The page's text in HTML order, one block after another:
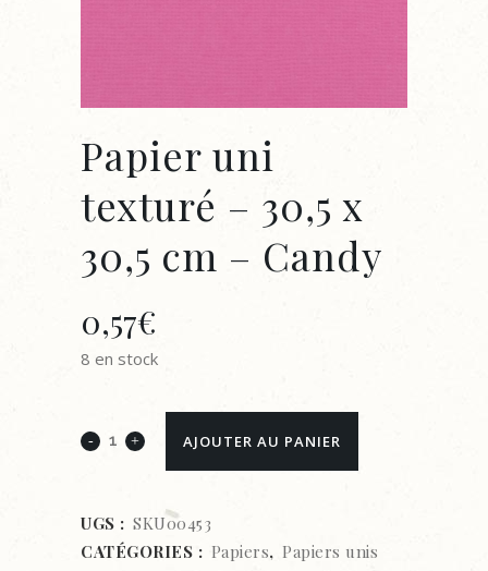
Papier uni
texturé – 30,5 x
30,5 cm – Candy
0,57€
8 en stock
Papier
texturé
-
AJOUTER AU PANIER
UGS : SKU00453
CATÉGORIES : Papiers, Papiers unis